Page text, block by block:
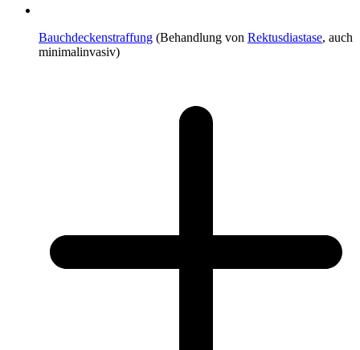
Bauchdeckenstraffung (Behandlung von Rektusdiastase, auch
minimalinvasiv)